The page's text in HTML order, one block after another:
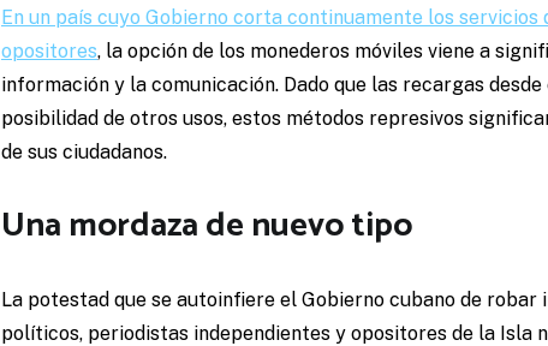
En un país cuyo Gobierno corta continuamente los
opositores, la opción de los monederos móviles viene a
información y la comunicación. Dado que las recargas
posibilidad de otros usos, estos métodos represivos
de sus ciudadanos.
Una mordaza de nuevo tipo
La potestad que se autoinfiere el Gobierno cubano de
políticos, periodistas independientes y opositores de la Isla